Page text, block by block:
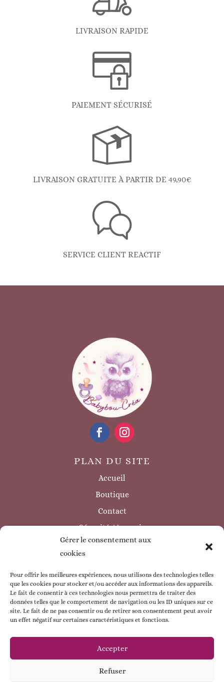
Gérer le consentement aux
cookies
Pour offrir les meilleures expériences, nous utilisons des technologies telles
que les cookies pour stocker et/ou accéder aux informations des appareils.
Le fait de consentir à ces technologies nous permettra de traiter des
données telles que le comportement de navigation ou les ID uniques sur ce
site. Le fait de ne pas consentir ou de retirer son consentement peut avoir
un effet négatif sur certaines caractéristiques et fonctions.
Accepter
Refuser
LIVRAISON RAPIDE
PAIEMENT SÉCURISÉ
LIVRAISON GRATUITE À PARTIR DE 49,90€
SERVICE CLIENT REACTIF
PLAN DU SITE
Accueil
Boutique
Contact
Sécurité / à savoir
INFORMATIONS LÉGALES
Mentions légales
Politique de confidentialité
Politique de cookie
CGV
ESPACE CLIENT
Mon compte
Mes coordonnées